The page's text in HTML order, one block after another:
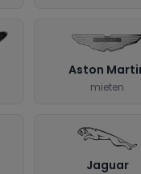
Aston
mieten
Jaguar